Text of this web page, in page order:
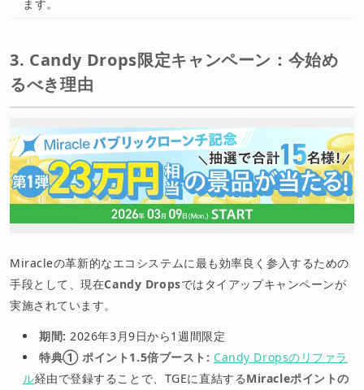
ます。
3. Candy Drops限定キャンペーン：今始め
るべき理由
Miracleの革新的なエコシステムに最も効率良く参入するための
手段として、現在Candy Dropsではタイアップキャンペーンが
実施されています。
期間: 2026年3月9日から1週間限定
特典① ポイント1.5倍ブースト: Candy Dropsのリファラ
ル経由で登録することで、TGEに直結するMiracleポイントの